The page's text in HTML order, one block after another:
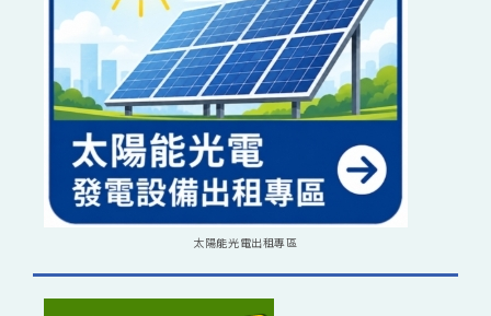
太陽能光電出租專區